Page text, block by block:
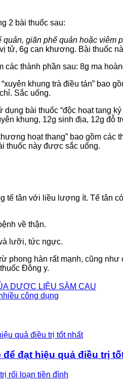
2 bài thuốc sau:
giãn phế quản hoặc viêm
tử, 6g can khương. Bài thuốc
các thành phần sau: 8g ma
khung trà điều tán” bao
Sắc uống.
dụng bài thuốc “độc hoạt tang
khung, 12g sinh địa, 12g đỗ
hoạt thang” bao gồm
thuốc này được sắc uống.
tế tân với liều lượng ít. Tế tân
về thận.
lưỡi, tức ngực.
phong hàn rất mạnh, cũng
Đông y.
DƯỢC LIỆU SÂM CAU
công dụng
đạt hiệu quả điều trị